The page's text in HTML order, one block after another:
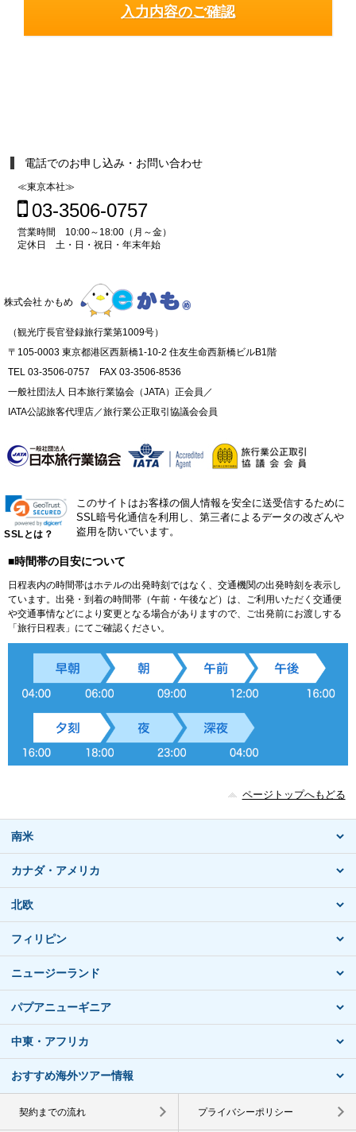
電話でのお申し込み・お問い合わせ
≪東京本社≫
03-3506-0757
営業時間 10:00～18:00（月～金）
定休日 土・日・祝日・年末年始
株式会社 かもめ
（観光庁長官登録旅行業第1009号）
〒105-0003 東京都港区西新橋1-10-2 住友生命西新橋ビルB1階
TEL 03-3506-0757 FAX 03-3506-8536
一般社団法人 日本旅行業協会（JATA）正会員／
IATA公認旅客代理店／旅行業公正取引協議会会員
SSLとは？
このサイトはお客様の個人情報を安全に送受信するために
SSL暗号化通信を利用し、第三者によるデータの改ざんや
盗用を防いでいます。
■時間帯の目安について
日程表内の時間帯はホテルの出発時刻ではなく、交通機関の出発時刻を表示し
ています。出発・到着の時間帯（午前・午後など）は、ご利用いただく交通便
や交通事情などにより変更となる場合がありますので、ご出発前にお渡しする
「旅行日程表」にてご確認ください。
ページトップへもどる
南米
カナダ・アメリカ
北欧
フィリピン
ニュージーランド
パプアニューギニア
中東・アフリカ
おすすめ海外ツアー情報
契約までの流れ プライバシーポリシー